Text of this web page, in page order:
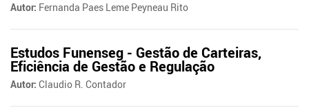
Autor: Fernanda Paes Leme Peyneau Rito
Estudos Funenseg - Gestão de Carteiras,
Eficiência de Gestão e Regulação
Autor: Claudio R. Contador